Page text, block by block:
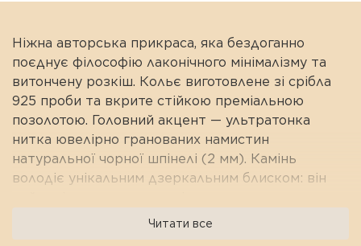
Ніжна авторська прикраса, яка бездоганно
поєднує філософію лаконічного мінімалізму та
витончену розкіш. Кольє виготовлене зі срібла
925 проби та вкрите стійкою преміальною
позолотою. Головний акцент — ультратонка
нитка ювелірно гранованих намистин
натуральної чорної шпінелі (2 мм). Камінь
володіє унікальним дзеркальним блиском: він
іскристе діамантове мерехтіння як при денному,
так і при вечірньому освітленні.
Читати все